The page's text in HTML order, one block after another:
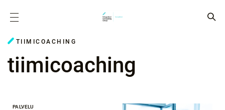
TIIMICOACHING
tiimicoaching
PALVELU